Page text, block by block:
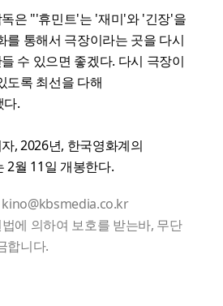
은 "'휴민트'는 '재미'와 '긴장'을
를 통해서 극장이라는 곳을 다시
수 있으면 좋겠다. 다시 극장이
도록 최선을 다해
다.
, 2026년, 한국영화계의
2월 11일 개봉한다.
kino@kbsmedia.co.kr
에 의하여 보호를 받는바, 무단
합니다.